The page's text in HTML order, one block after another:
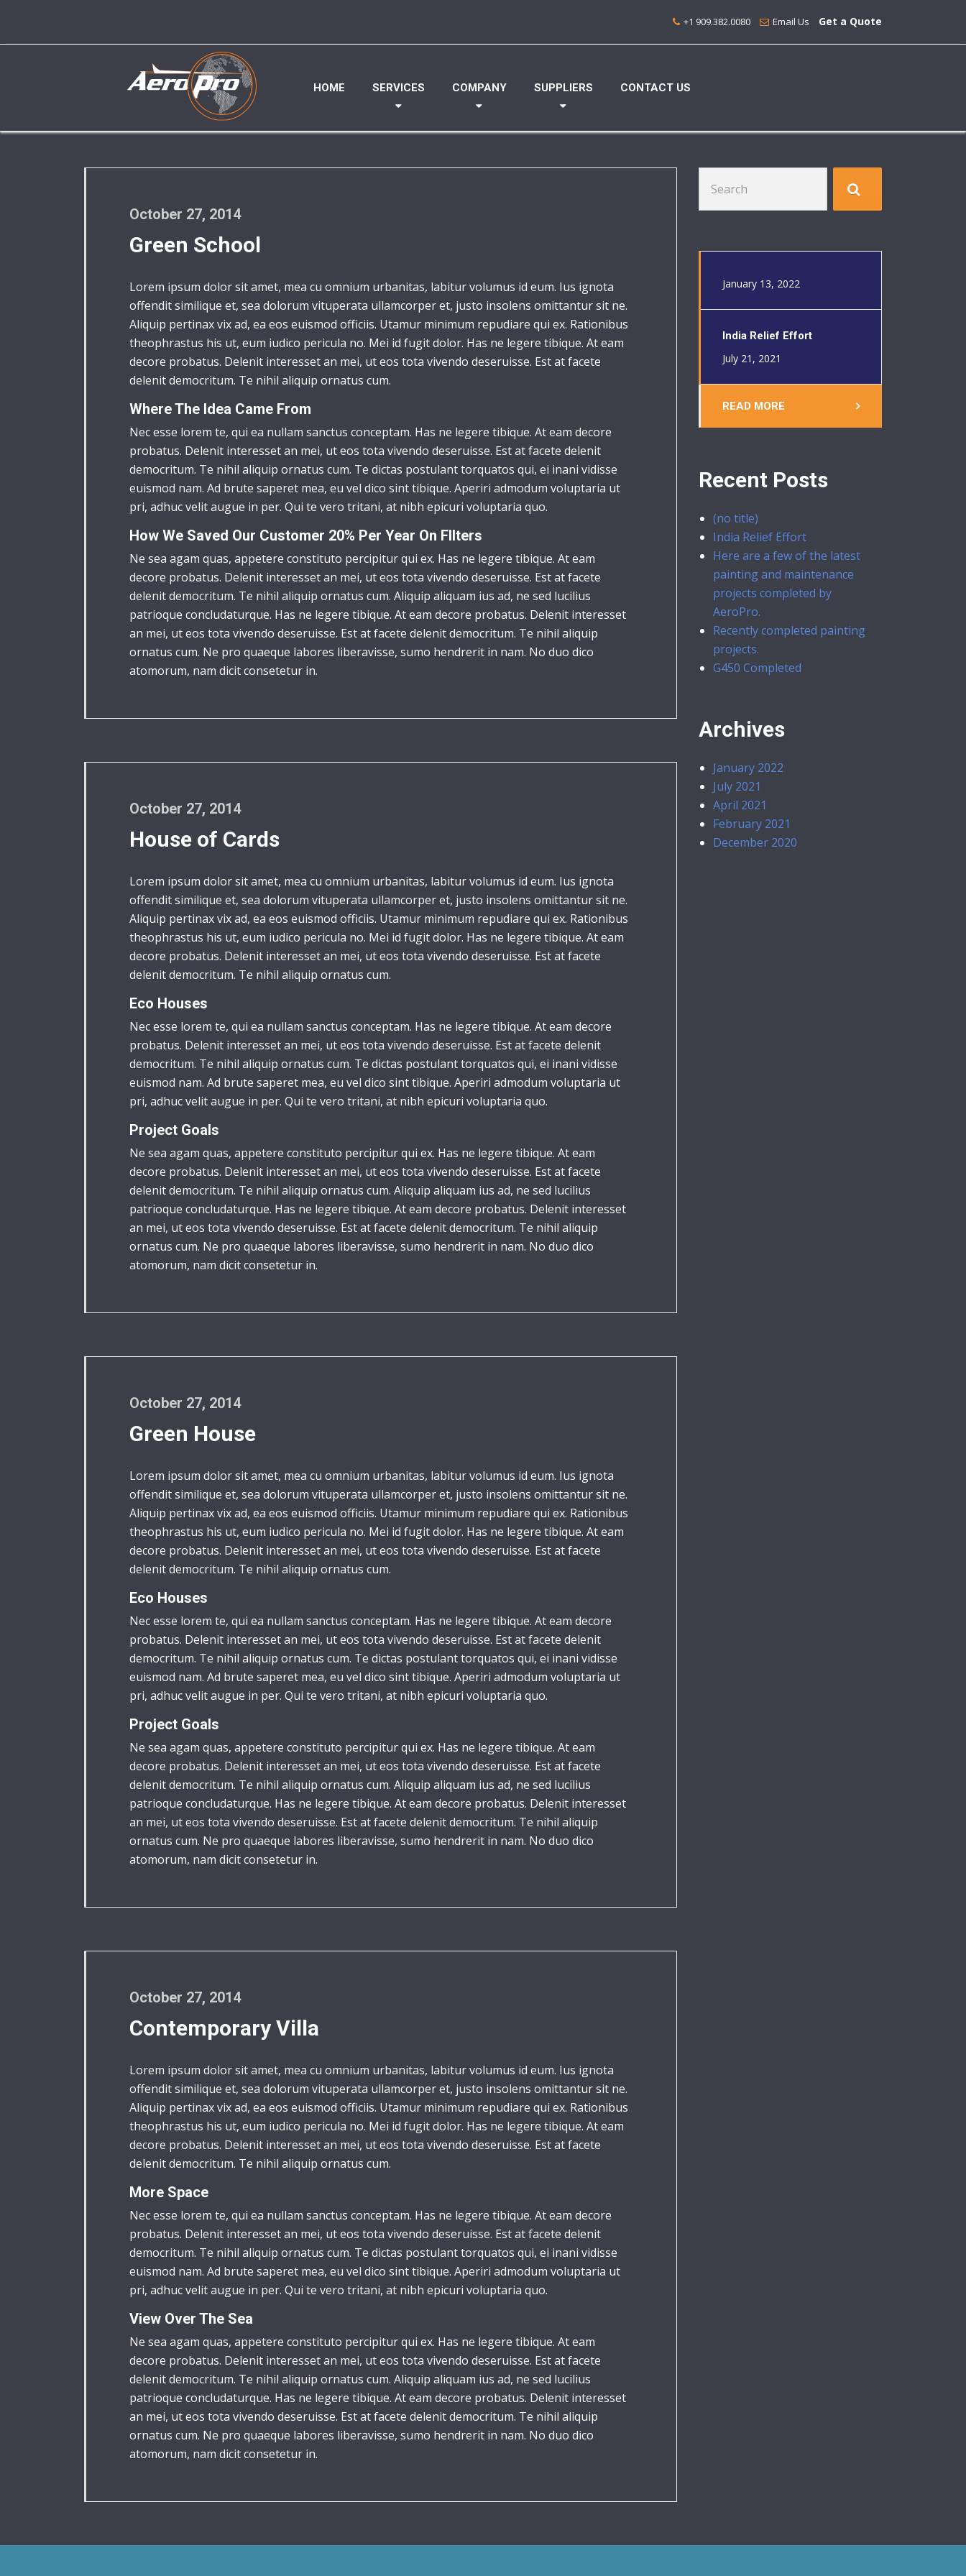
+1 909.382.0080 Email Us Get a Quote
HOME SERVICES COMPANY SUPPLIERS CONTACT US
October 27, 2014
Green School
Lorem ipsum dolor sit amet, mea cu omnium urbanitas, labitur volumus id eum. Ius ignota
offendit similique et, sea dolorum vituperata ullamcorper et, justo insolens omittantur sit ne.
Aliquip pertinax vix ad, ea eos euismod officiis. Utamur minimum repudiare qui ex. Rationibus
theophrastus his ut, eum iudico pericula no. Mei id fugit dolor. Has ne legere tibique. At eam
decore probatus. Delenit interesset an mei, ut eos tota vivendo deseruisse. Est at facete
delenit democritum. Te nihil aliquip ornatus cum.
Where The Idea Came From
Nec esse lorem te, qui ea nullam sanctus conceptam. Has ne legere tibique. At eam decore
probatus. Delenit interesset an mei, ut eos tota vivendo deseruisse. Est at facete delenit
democritum. Te nihil aliquip ornatus cum. Te dictas postulant torquatos qui, ei inani vidisse
euismod nam. Ad brute saperet mea, eu vel dico sint tibique. Aperiri admodum voluptaria ut
pri, adhuc velit augue in per. Qui te vero tritani, at nibh epicuri voluptaria quo.
How We Saved Our Customer 20% Per Year On FIlters
Ne sea agam quas, appetere constituto percipitur qui ex. Has ne legere tibique. At eam
decore probatus. Delenit interesset an mei, ut eos tota vivendo deseruisse. Est at facete
delenit democritum. Te nihil aliquip ornatus cum. Aliquip aliquam ius ad, ne sed lucilius
patrioque concludaturque. Has ne legere tibique. At eam decore probatus. Delenit interesset
an mei, ut eos tota vivendo deseruisse. Est at facete delenit democritum. Te nihil aliquip
ornatus cum. Ne pro quaeque labores liberavisse, sumo hendrerit in nam. No duo dico
atomorum, nam dicit consetetur in.
October 27, 2014
House of Cards
Lorem ipsum dolor sit amet, mea cu omnium urbanitas, labitur volumus id eum. Ius ignota
offendit similique et, sea dolorum vituperata ullamcorper et, justo insolens omittantur sit ne.
Aliquip pertinax vix ad, ea eos euismod officiis. Utamur minimum repudiare qui ex. Rationibus
theophrastus his ut, eum iudico pericula no. Mei id fugit dolor. Has ne legere tibique. At eam
decore probatus. Delenit interesset an mei, ut eos tota vivendo deseruisse. Est at facete
delenit democritum. Te nihil aliquip ornatus cum.
Eco Houses
Nec esse lorem te, qui ea nullam sanctus conceptam. Has ne legere tibique. At eam decore
probatus. Delenit interesset an mei, ut eos tota vivendo deseruisse. Est at facete delenit
democritum. Te nihil aliquip ornatus cum. Te dictas postulant torquatos qui, ei inani vidisse
euismod nam. Ad brute saperet mea, eu vel dico sint tibique. Aperiri admodum voluptaria ut
pri, adhuc velit augue in per. Qui te vero tritani, at nibh epicuri voluptaria quo.
Project Goals
Ne sea agam quas, appetere constituto percipitur qui ex. Has ne legere tibique. At eam
decore probatus. Delenit interesset an mei, ut eos tota vivendo deseruisse. Est at facete
delenit democritum. Te nihil aliquip ornatus cum. Aliquip aliquam ius ad, ne sed lucilius
patrioque concludaturque. Has ne legere tibique. At eam decore probatus. Delenit interesset
an mei, ut eos tota vivendo deseruisse. Est at facete delenit democritum. Te nihil aliquip
ornatus cum. Ne pro quaeque labores liberavisse, sumo hendrerit in nam. No duo dico
atomorum, nam dicit consetetur in.
October 27, 2014
Green House
Lorem ipsum dolor sit amet, mea cu omnium urbanitas, labitur volumus id eum. Ius ignota
offendit similique et, sea dolorum vituperata ullamcorper et, justo insolens omittantur sit ne.
Aliquip pertinax vix ad, ea eos euismod officiis. Utamur minimum repudiare qui ex. Rationibus
theophrastus his ut, eum iudico pericula no. Mei id fugit dolor. Has ne legere tibique. At eam
decore probatus. Delenit interesset an mei, ut eos tota vivendo deseruisse. Est at facete
delenit democritum. Te nihil aliquip ornatus cum.
Eco Houses
Nec esse lorem te, qui ea nullam sanctus conceptam. Has ne legere tibique. At eam decore
probatus. Delenit interesset an mei, ut eos tota vivendo deseruisse. Est at facete delenit
democritum. Te nihil aliquip ornatus cum. Te dictas postulant torquatos qui, ei inani vidisse
euismod nam. Ad brute saperet mea, eu vel dico sint tibique. Aperiri admodum voluptaria ut
pri, adhuc velit augue in per. Qui te vero tritani, at nibh epicuri voluptaria quo.
Project Goals
Ne sea agam quas, appetere constituto percipitur qui ex. Has ne legere tibique. At eam
decore probatus. Delenit interesset an mei, ut eos tota vivendo deseruisse. Est at facete
delenit democritum. Te nihil aliquip ornatus cum. Aliquip aliquam ius ad, ne sed lucilius
patrioque concludaturque. Has ne legere tibique. At eam decore probatus. Delenit interesset
an mei, ut eos tota vivendo deseruisse. Est at facete delenit democritum. Te nihil aliquip
ornatus cum. Ne pro quaeque labores liberavisse, sumo hendrerit in nam. No duo dico
atomorum, nam dicit consetetur in.
October 27, 2014
Contemporary Villa
Lorem ipsum dolor sit amet, mea cu omnium urbanitas, labitur volumus id eum. Ius ignota
offendit similique et, sea dolorum vituperata ullamcorper et, justo insolens omittantur sit ne.
Aliquip pertinax vix ad, ea eos euismod officiis. Utamur minimum repudiare qui ex. Rationibus
theophrastus his ut, eum iudico pericula no. Mei id fugit dolor. Has ne legere tibique. At eam
decore probatus. Delenit interesset an mei, ut eos tota vivendo deseruisse. Est at facete
delenit democritum. Te nihil aliquip ornatus cum.
More Space
Nec esse lorem te, qui ea nullam sanctus conceptam. Has ne legere tibique. At eam decore
probatus. Delenit interesset an mei, ut eos tota vivendo deseruisse. Est at facete delenit
democritum. Te nihil aliquip ornatus cum. Te dictas postulant torquatos qui, ei inani vidisse
euismod nam. Ad brute saperet mea, eu vel dico sint tibique. Aperiri admodum voluptaria ut
pri, adhuc velit augue in per. Qui te vero tritani, at nibh epicuri voluptaria quo.
View Over The Sea
Ne sea agam quas, appetere constituto percipitur qui ex. Has ne legere tibique. At eam
decore probatus. Delenit interesset an mei, ut eos tota vivendo deseruisse. Est at facete
delenit democritum. Te nihil aliquip ornatus cum. Aliquip aliquam ius ad, ne sed lucilius
patrioque concludaturque. Has ne legere tibique. At eam decore probatus. Delenit interesset
an mei, ut eos tota vivendo deseruisse. Est at facete delenit democritum. Te nihil aliquip
ornatus cum. Ne pro quaeque labores liberavisse, sumo hendrerit in nam. No duo dico
atomorum, nam dicit consetetur in.
for:
January 13, 2022
India Relief Effort
July 21, 2021
READ MORE
Recent Posts
(no title)
India Relief Effort
Here are a few of the latest
painting and maintenance
projects completed by
AeroPro.
Recently completed painting
projects.
G450 Completed
Archives
January 2022
July 2021
April 2021
February 2021
December 2020